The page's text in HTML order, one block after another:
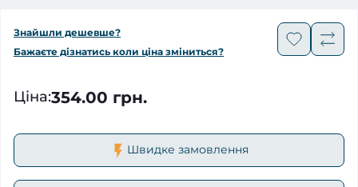
Знайшли дешевше?
Бажаєте дізнатись коли ціна зміниться?
Ціна:354.00 грн.
Швидке замовлення